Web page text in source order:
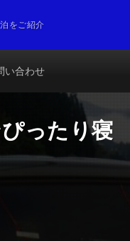
をご紹介
い合わせ
ったり寝